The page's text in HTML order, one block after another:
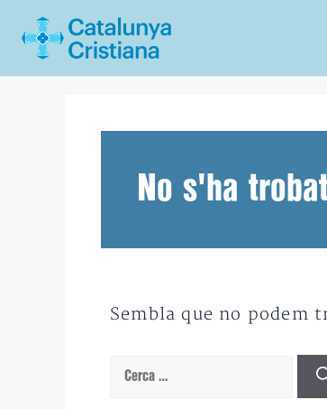
No s'ha
Sembla que no podem
Cerca: